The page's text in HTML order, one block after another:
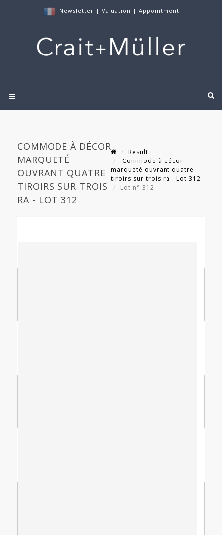
Newsletter | Valuation | Appointment
COMMODE À DÉCOR
MARQUETÉ
OUVRANT QUATRE
TIROIRS SUR TROIS
RA - LOT 312
Result
Commode à décor
marqueté ouvrant quatre
tiroirs sur trois ra - Lot 312
Lot n° 312